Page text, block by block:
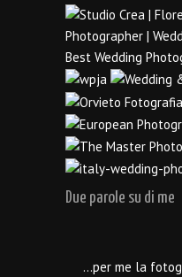
Due parole su di me
…per me la